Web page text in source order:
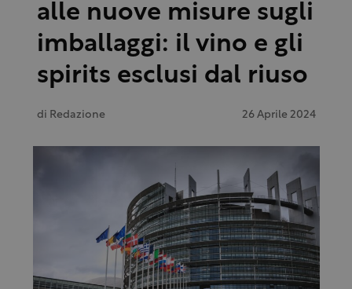
alle nuove misure sugli
imballaggi: il vino e gli
spirits esclusi dal riuso
di Redazione 26 Aprile 2024